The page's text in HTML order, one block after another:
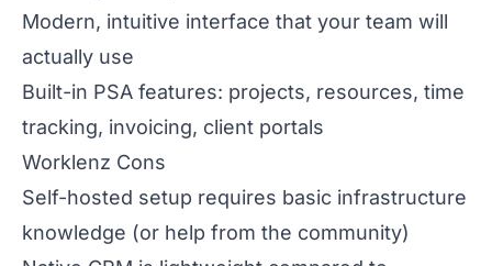
Modern, intuitive interface that your team will
actually use
Built-in PSA features: projects, resources, time
tracking, invoicing, client portals
Worklenz Cons
Self-hosted setup requires basic infrastructure
knowledge (or help from the community)